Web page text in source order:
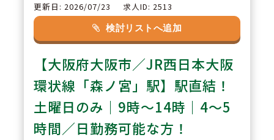
更新日: 2026/07/23 求人ID: 2513
検討リストへ追加
【大阪府大阪市／JR西日本大阪
環状線「森ノ宮」駅】駅直結！
土曜日のみ｜9時～14時｜4～5
時間／日勤務可能な方！